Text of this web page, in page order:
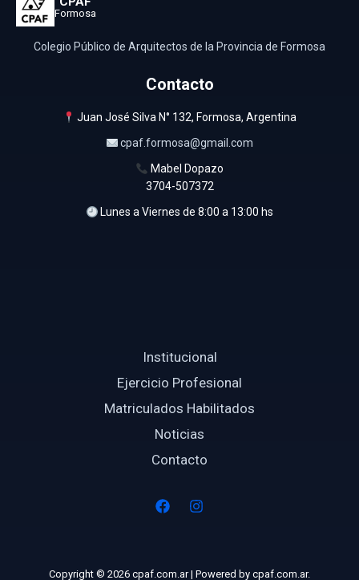
Formosa
Colegio Público de Arquitectos de la Provincia de Formosa
Contacto
Juan José Silva N° 132, Formosa, Argentina
cpaf.formosa@gmail.com
Mabel Dopazo
3704-507372
Lunes a Viernes de 8:00 a 13:00 hs
Institucional
Ejercicio Profesional
Matriculados Habilitados
Noticias
Contacto
Copyright © 2026 cpaf.com.ar | Powered by cpaf.com.ar.